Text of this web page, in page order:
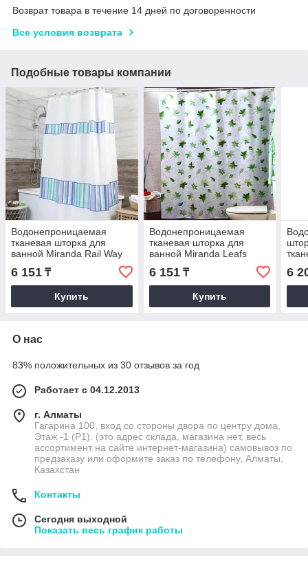
Возврат товара в течение 14 дней по договоренности
Все условия возврата
Подобные товары компании
Водонепроницаемая
тканевая шторка для
ванной Miranda Rail Way
6 151 ₸
Купить
Водонепроницаемая
тканевая шторка для
ванной Miranda Leafs
6 151₸
Купить
6
О нас
83% положительных из 30 отзывов за год
Работает с 04.12.2013
г. Алматы
Гагарина 100, вход со стороны двора по центру дома,
Этаж -1 (P1). (это адрес склада, магазина нет, весь
ассортимент на сайте интернет-магазина) самовывоз по
предзаказу или оформите заказ по телефону, Алматы,
Казахстан
Контакты
Сегодня выходной
Показать весь график работы